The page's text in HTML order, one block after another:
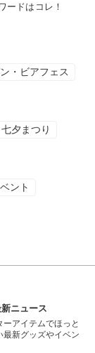
ードはコレ！
・ビアフェス
七夕まつり
ント
ニュース
アイテムでほっと
最新グッズやイベン